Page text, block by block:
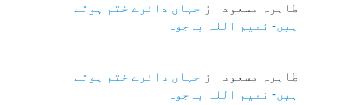
طاہرہ مسعود از جہاں دائرے ختم ہوتے
ہیں- نعیم اللہ باجوہ
طاہرہ مسعود از جہاں دائرے ختم ہوتے
ہیں- نعیم اللہ باجوہ